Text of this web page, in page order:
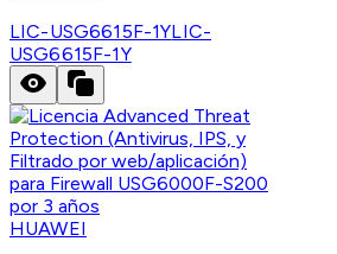
LIC-USG6615F-1YLIC-
USG6615F-1Y
HUAWEI